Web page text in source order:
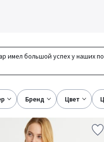
имел большой успех у наших
бренд цвет